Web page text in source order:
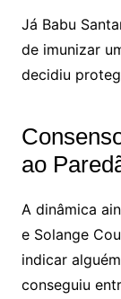
Já Babu
de imunizar
decidiu
ao
A dinâmica
e Solange
indicar
conseguiu